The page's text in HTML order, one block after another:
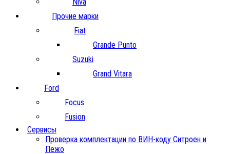
Прочие марки
Fiat
Grande Punto
Suzuki
Grand Vitara
Ford
Focus
Fusion
Сервисы
Проверка комплектации по ВИН-коду Ситроен и
Пежо